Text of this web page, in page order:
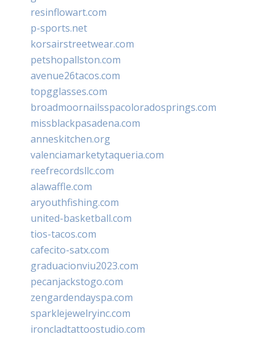
resinflowart.com
p-sports.net
korsairstreetwear.com
petshopallston.com
avenue26tacos.com
topgglasses.com
broadmoornailsspacoloradosprings.com
missblackpasadena.com
anneskitchen.org
valenciamarketytaqueria.com
reefrecordsllc.com
alawaffle.com
aryouthfishing.com
united-basketball.com
tios-tacos.com
cafecito-satx.com
graduacionviu2023.com
pecanjackstogo.com
zengardendayspa.com
sparklejewelryinc.com
ironcladtattoostudio.com